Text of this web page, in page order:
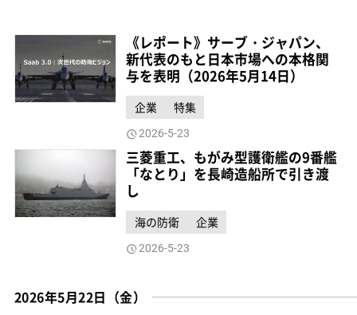
《レポート》サーブ・ジャパン、
新代表のもと日本市場への本格関
与を表明（2026年5月14日）
企業 特集
2026-5-23
三菱重工、もがみ型護衛艦の9番艦
「なとり」を長崎造船所で引き渡
し
海の防衛 企業
2026-5-23
2026年5月22日（金）